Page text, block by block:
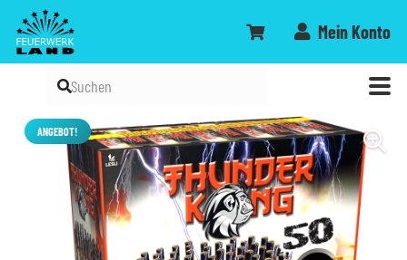
Mein Konto
ANGEBOT!